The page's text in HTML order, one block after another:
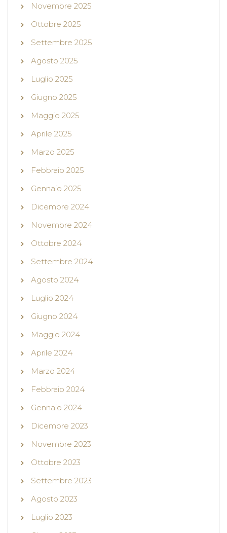
Novembre 2025
Ottobre 2025
Settembre 2025
Agosto 2025
Luglio 2025
Giugno 2025
Maggio 2025
Aprile 2025
Marzo 2025
Febbraio 2025
Gennaio 2025
Dicembre 2024
Novembre 2024
Ottobre 2024
Settembre 2024
Agosto 2024
Luglio 2024
Giugno 2024
Maggio 2024
Aprile 2024
Marzo 2024
Febbraio 2024
Gennaio 2024
Dicembre 2023
Novembre 2023
Ottobre 2023
Settembre 2023
Agosto 2023
Luglio 2023